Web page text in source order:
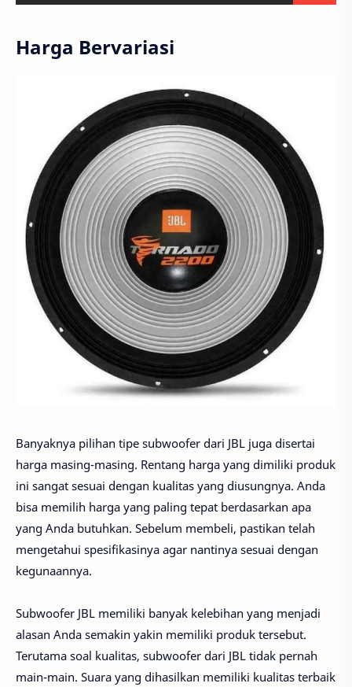
Harga Bervariasi
Banyaknya pilihan tipe subwoofer dari JBL juga disertai
harga masing-masing. Rentang harga yang dimiliki produk
ini sangat sesuai dengan kualitas yang diusungnya. Anda
bisa memilih harga yang paling tepat berdasarkan apa
yang Anda butuhkan. Sebelum membeli, pastikan telah
mengetahui spesifikasinya agar nantinya sesuai dengan
kegunaannya.
Subwoofer JBL memiliki banyak kelebihan yang menjadi
alasan Anda semakin yakin memiliki produk tersebut.
Terutama soal kualitas, subwoofer dari JBL tidak pernah
main-main. Suara yang dihasilkan memiliki kualitas terbaik